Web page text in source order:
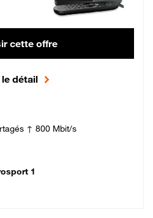
cette offre
le détail
↑ 800 Mbit/s
1